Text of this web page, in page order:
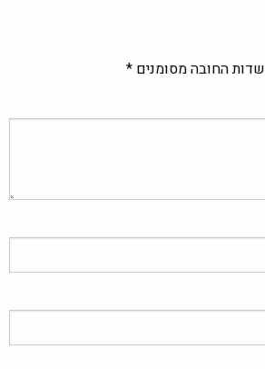
שדות החובה מסומנים *